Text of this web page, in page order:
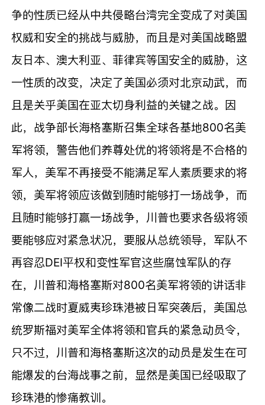
争的性质已经从中共侵略台湾完全变成了对美国
权威和安全的挑战与威胁，而且是对美国战略盟
友日本、澳大利亚、菲律宾等国安全的威胁，这
一性质的改变，决定了美国必须对北京动武，而
且是关乎美国在亚太切身利益的关键之战。因
此，战争部长海格塞斯召集全球各基地800名美
军将领，警告他们养尊处优的将领将是不合格的
军人，美军不再接受不能满足军人素质要求的将
领，美军将领应该做到随时能够打一场战争，而
且随时能够打赢一场战争，川普也要求各级将领
要能够应对紧急状况，要服从总统领导，军队不
再容忍DEI平权和变性军官这些腐蚀军队的存
在，川普和海格塞斯对800名美军将领的讲话非
常像二战时夏威夷珍珠港被日军突袭后，美国总
统罗斯福对美军全体将领和官兵的紧急动员令，
只不过，川普和海格塞斯这次的动员是发生在可
能爆发的台海战事之前，显然是美国已经吸取了
珍珠港的惨痛教训。